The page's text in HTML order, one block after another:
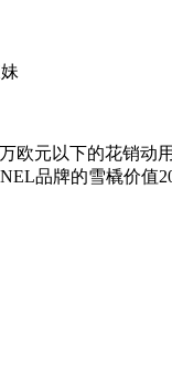
欧元以下的花销
品牌的雪橇价值